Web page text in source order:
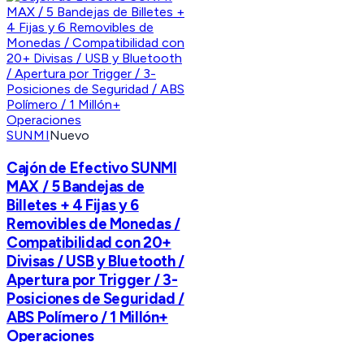
SUNMINuevo
Cajón de Efectivo SUNMI
MAX / 5 Bandejas de
Billetes + 4 Fijas y 6
Removibles de Monedas /
Compatibilidad con 20+
Divisas / USB y Bluetooth /
Apertura por Trigger / 3-
Posiciones de Seguridad /
ABS Polímero / 1 Millón+
Operaciones